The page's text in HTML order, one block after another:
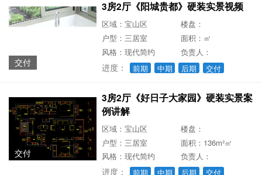
交付
3房2厅《阳城贵都》硬装实景视频
区域：宝山区
楼盘：
户型：三居室
面积：㎡
风格：现代简约
负责人：
进度： 前期 中期 后期 交付
交付
3房2厅《好日子大家园》硬装实景案
例讲解
区域：宝山区
楼盘：
户型：三居室
面积：136m²㎡
风格：现代简约
负责人：
进度： 前期 中期 后期 交付